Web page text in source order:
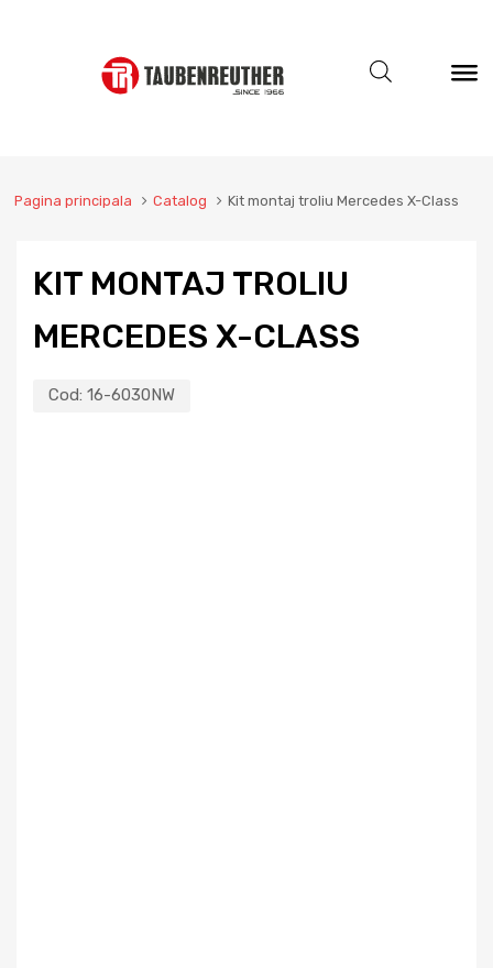
Pagina principala Catalog Kit montaj troliu Mercedes X-Class
KIT MONTAJ TROLIU
MERCEDES X-CLASS
Cod: 16-6030NW